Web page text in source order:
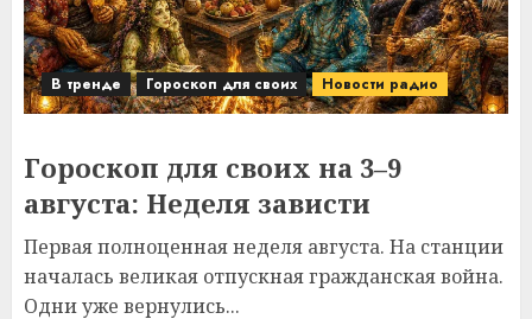
В тренде Гороскоп для своих Новости радио
Гороскоп для своих на 3–9
августа: Неделя зависти
Первая полноценная неделя августа. На станции
началась великая отпускная гражданская война.
Одни уже вернулись...